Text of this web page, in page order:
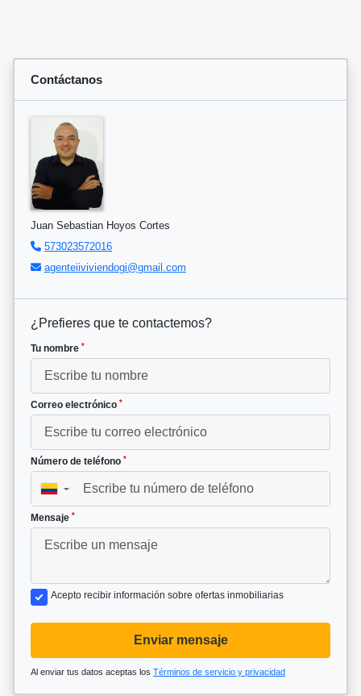
Contáctanos
Juan Sebastian Hoyos Cortes
573023572016
agenteiiviviendogi@gmail.com
¿Prefieres que te contactemos?
Tu nombre *
Correo electrónico *
Número de teléfono *
▼
Mensaje *
Acepto recibir información sobre ofertas inmobiliarias
Enviar mensaje
Al enviar tus datos aceptas los Términos de servicio y privacidad